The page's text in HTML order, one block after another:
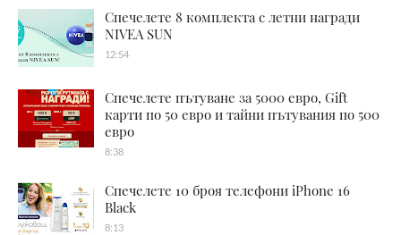
Спечелете 8 комплекта с летни награди
NIVEA SUN
12:54
Спечелете пътуване за 5000 евро, Gift
карти по 50 евро и тайни пътувания по 500
евро
8:38
Спечелете 10 броя телефони iPhone 16
Black
8:13